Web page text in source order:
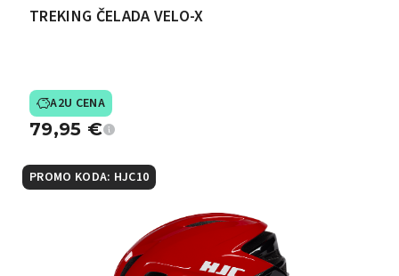
TREKING ČELADA VELO-X
A2U CENA
79,95 €
PROMO KODA: HJC10